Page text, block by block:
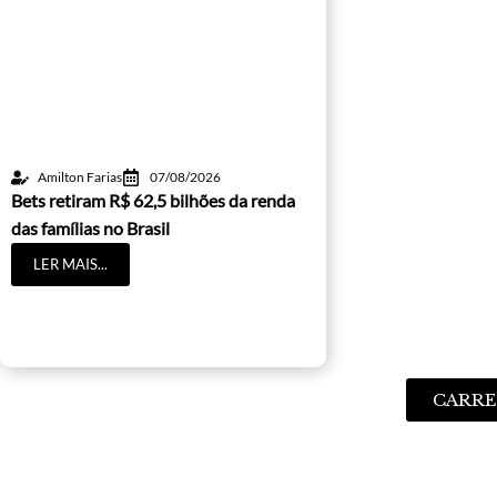
Amilton Farias 07/08/2026
Bets retiram R$ 62,5 bilhões da renda
das famílias no Brasil
LER MAIS...